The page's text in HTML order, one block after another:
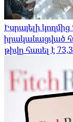
Իսրայելի
իրականացված
թիվը հասել է